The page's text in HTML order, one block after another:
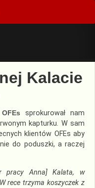
Kalacie
sprokurował nam
kapturku. W sam
klientów OFEs aby
do poduszki, a raczej
pracy Anna] Kalata, w
rece trzyma koszyczek z